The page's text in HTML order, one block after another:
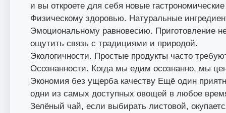
и вы откроете для себя новые
Физическому здоровью. Натуральные
Эмоциональному равновесию. Приготовление
ощутить связь с традициями и природой.
Экологичности. Простые продукты часто
Осознанности. Когда мы едим осознанно, мы
Экономия без ущерба качеству Ещё один
одни из самых доступных овощей в любое
Зелёный чай, если выбирать листовой,